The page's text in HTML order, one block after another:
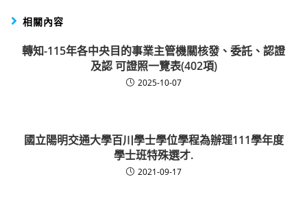
相關內容
轉知-115年各中央目的事業主管機關核發、委託、認證
及認 可證照一覽表(402項)
2025-10-07
國立陽明交通大學百川學士學位學程為辦理111學年度
學士班特殊選才.
2021-09-17